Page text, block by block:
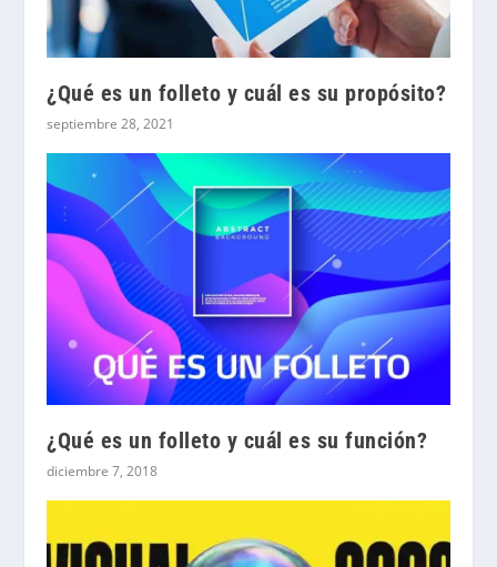
¿Qué es un folleto y cuál es su propósito?
septiembre 28, 2021
¿Qué es un folleto y cuál es su función?
diciembre 7, 2018